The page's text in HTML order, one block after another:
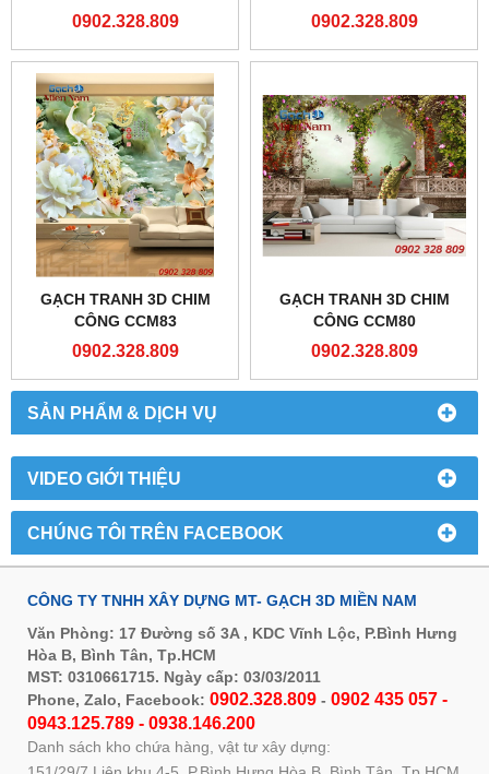
SẢN PHẨM & DỊCH VỤ
VIDEO GIỚI THIỆU
CHÚNG TÔI TRÊN FACEBOOK
0902.328.809 0902.328.809
GẠCH TRANH 3D CHIM
CÔNG CCM83
0902.328.809
GẠCH TRANH 3D CHIM
CÔNG CCM80
0902.328.809
CÔNG TY TNHH XÂY DỰNG MT- GẠCH 3D MIỀN NAM
Văn Phòng: 17 Đường số 3A , KDC Vĩnh Lộc, P.Bình Hưng
Hòa B, Bình Tân, Tp.HCM
MST: 0310661715. Ngày cấp: 03/03/2011
Phone, Zalo, Facebook: 0902.328.809 - 0902 435 057 -
0943.125.789 - 0938.146.200
Danh sách kho chứa hàng, vật tư xây dựng: